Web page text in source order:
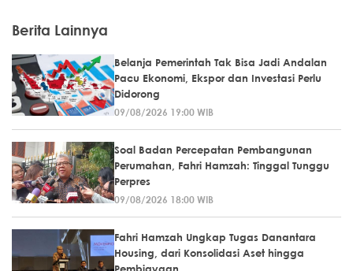
Berita Lainnya
Belanja Pemerintah Tak Bisa Jadi Andalan
Pacu Ekonomi, Ekspor dan Investasi Perlu
Didorong
09/08/2026 19:00 WIB
Soal Badan Percepatan Pembangunan
Perumahan, Fahri Hamzah: Tinggal Tunggu
Perpres
09/08/2026 18:00 WIB
Fahri Hamzah Ungkap Tugas Danantara
Housing, dari Konsolidasi Aset hingga
Pembiayaan